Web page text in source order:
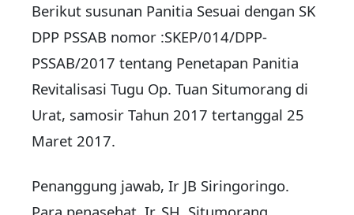
Berikut susunan Panitia Sesuai dengan SK
DPP PSSAB nomor :SKEP/014/DPP-
PSSAB/2017 tentang Penetapan Panitia
Revitalisasi Tugu Op. Tuan Situmorang di
Urat, samosir Tahun 2017 tertanggal 25
Maret 2017.
Penanggung jawab, Ir JB Siringoringo.